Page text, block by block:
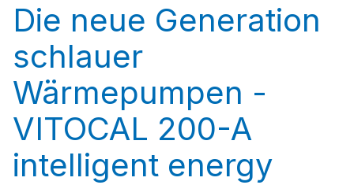
Die neue Generation
schlauer
Wärmepumpen -
VITOCAL 200-A
intelligent energy